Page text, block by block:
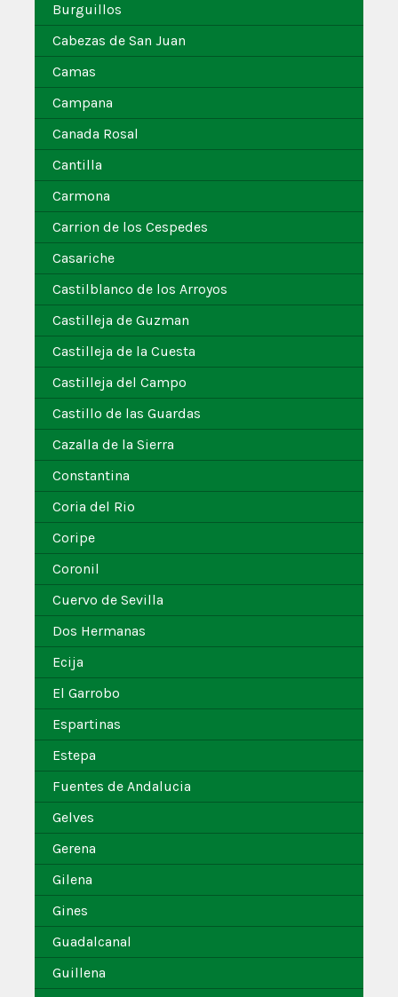
Burguillos
Cabezas de San Juan
Camas
Campana
Canada Rosal
Cantilla
Carmona
Carrion de los Cespedes
Casariche
Castilblanco de los Arroyos
Castilleja de Guzman
Castilleja de la Cuesta
Castilleja del Campo
Castillo de las Guardas
Cazalla de la Sierra
Constantina
Coria del Rio
Coripe
Coronil
Cuervo de Sevilla
Dos Hermanas
Ecija
El Garrobo
Espartinas
Estepa
Fuentes de Andalucia
Gelves
Gerena
Gilena
Gines
Guadalcanal
Guillena